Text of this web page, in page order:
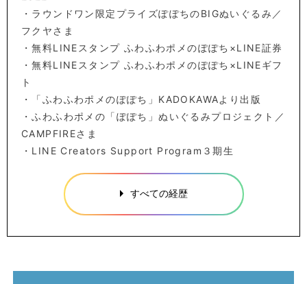
・ラウンドワン限定プライズぽぽちのBIGぬいぐるみ／
フクヤさま
・無料LINEスタンプ ふわふわポメのぽぽち×LINE証券
・無料LINEスタンプ ふわふわポメのぽぽち×LINEギフ
ト
・「ふわふわポメのぽぽち」KADOKAWAより出版
・ふわふわポメの「ぽぽち」ぬいぐるみプロジェクト／
CAMPFIREさま
・LINE Creators Support Program３期生
すべての経歴